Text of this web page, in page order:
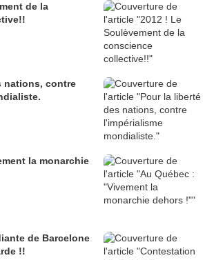
de la
nations, contre
la monarchie
de Barcelone
!!